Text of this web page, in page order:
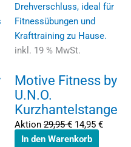
€.
inkl. 19 % MwSt.
Motive Fitness by
U.N.O.
Kurzhantelstange
Aktion29,95€
29,95 €
14,95 €
14,95
In den Warenkorb